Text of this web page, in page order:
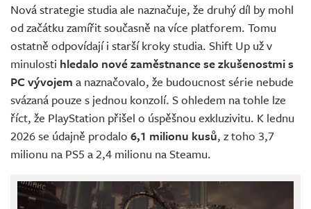
Nová strategie studia ale naznačuje, že druhý díl by mohl
od začátku zamířit současně na více platforem. Tomu
ostatně odpovídají i starší kroky studia. Shift Up už v
minulosti hledalo nové zaměstnance se zkušenostmi s
PC vývojem a naznačovalo, že budoucnost série nebude
svázaná pouze s jednou konzolí. S ohledem na tohle lze
říct, že PlayStation přišel o úspěšnou exkluzivitu. K lednu
2026 se údajně prodalo 6,1 milionu kusů, z toho 3,7
milionu na PS5 a 2,4 milionu na Steamu.